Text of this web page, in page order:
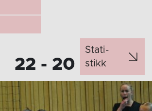
22 - 20
Stati­
stikk